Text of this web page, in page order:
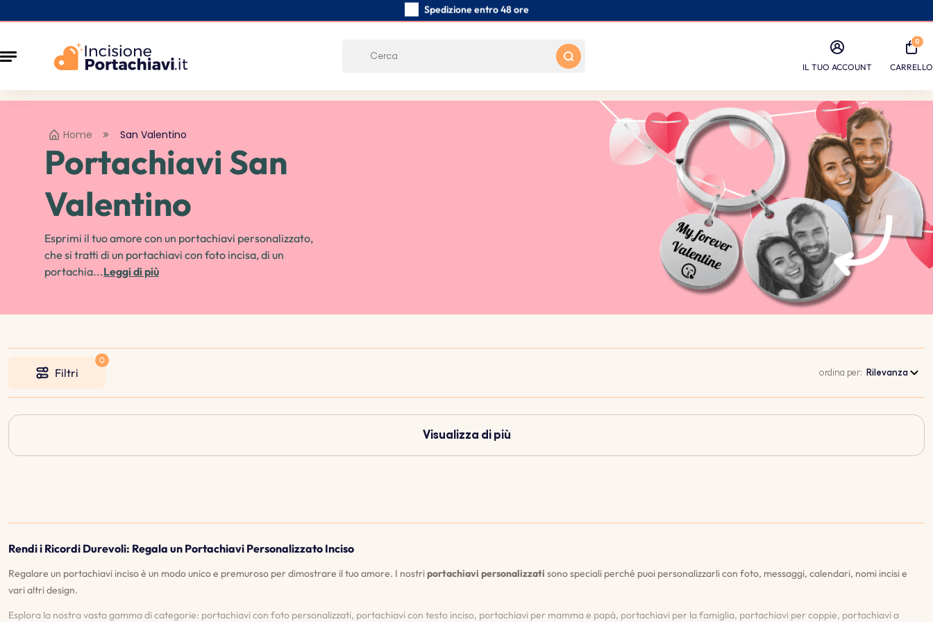
Spedizione entro 48 ore
IL TUO ACCOUNT
0
CARRELLO
Home San Valentino
Portachiavi San
Valentino
Esprimi il tuo amore con un portachiavi personalizzato,
che si tratti di un portachiavi con foto incisa, di un
portachia...Leggi di più
Filtri ordina per: Rilevanza
Visualizza di più
Rendi i Ricordi Durevoli: Regala un Portachiavi Personalizzato Inciso
Regalare un portachiavi inciso è un modo unico e premuroso per dimostrare il tuo amore. I nostriportachiavi personalizzati sono speciali perché puoi personalizzarli con foto, messaggi, calendari, nomi incisi e
vari altri design.
Esplora la nostra vasta gamma di categorie: portachiavi con foto personalizzati, portachiavi con testo inciso, portachiavi per mamma e papà, portachiavi per la famiglia, portachiavi per coppie, portachiavi a